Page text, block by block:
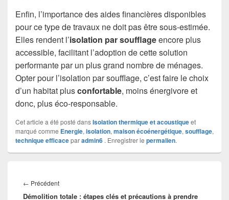
Enfin, l’importance des aides financières disponibles
pour ce type de travaux ne doit pas être sous-estimée.
Elles rendent l’isolation par soufflageencore plus
accessible, facilitant l’adoption de cette solution
performante par un plus grand nombre de ménages.
Opter pour l’isolation par soufflage, c’est faire le choix
d’un habitat plusconfortable, moins énergivore et
donc, plus éco-responsable.
Cet article a été posté dansIsolation thermique et acoustiqueet
marqué comme Energie, isolation, maison écoénergétique, soufflage,
technique efficaceparadmin6 . Enregistrer le permalien.
de
l’article
← PrécédentArticle
précédent :
Démolition totale : étapes clés et précautions à prendre